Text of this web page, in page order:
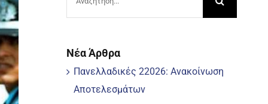
Νέα Άρθρα
Πανελλαδικές 22026: Ανακοίνωση
Αποτελεσμάτων